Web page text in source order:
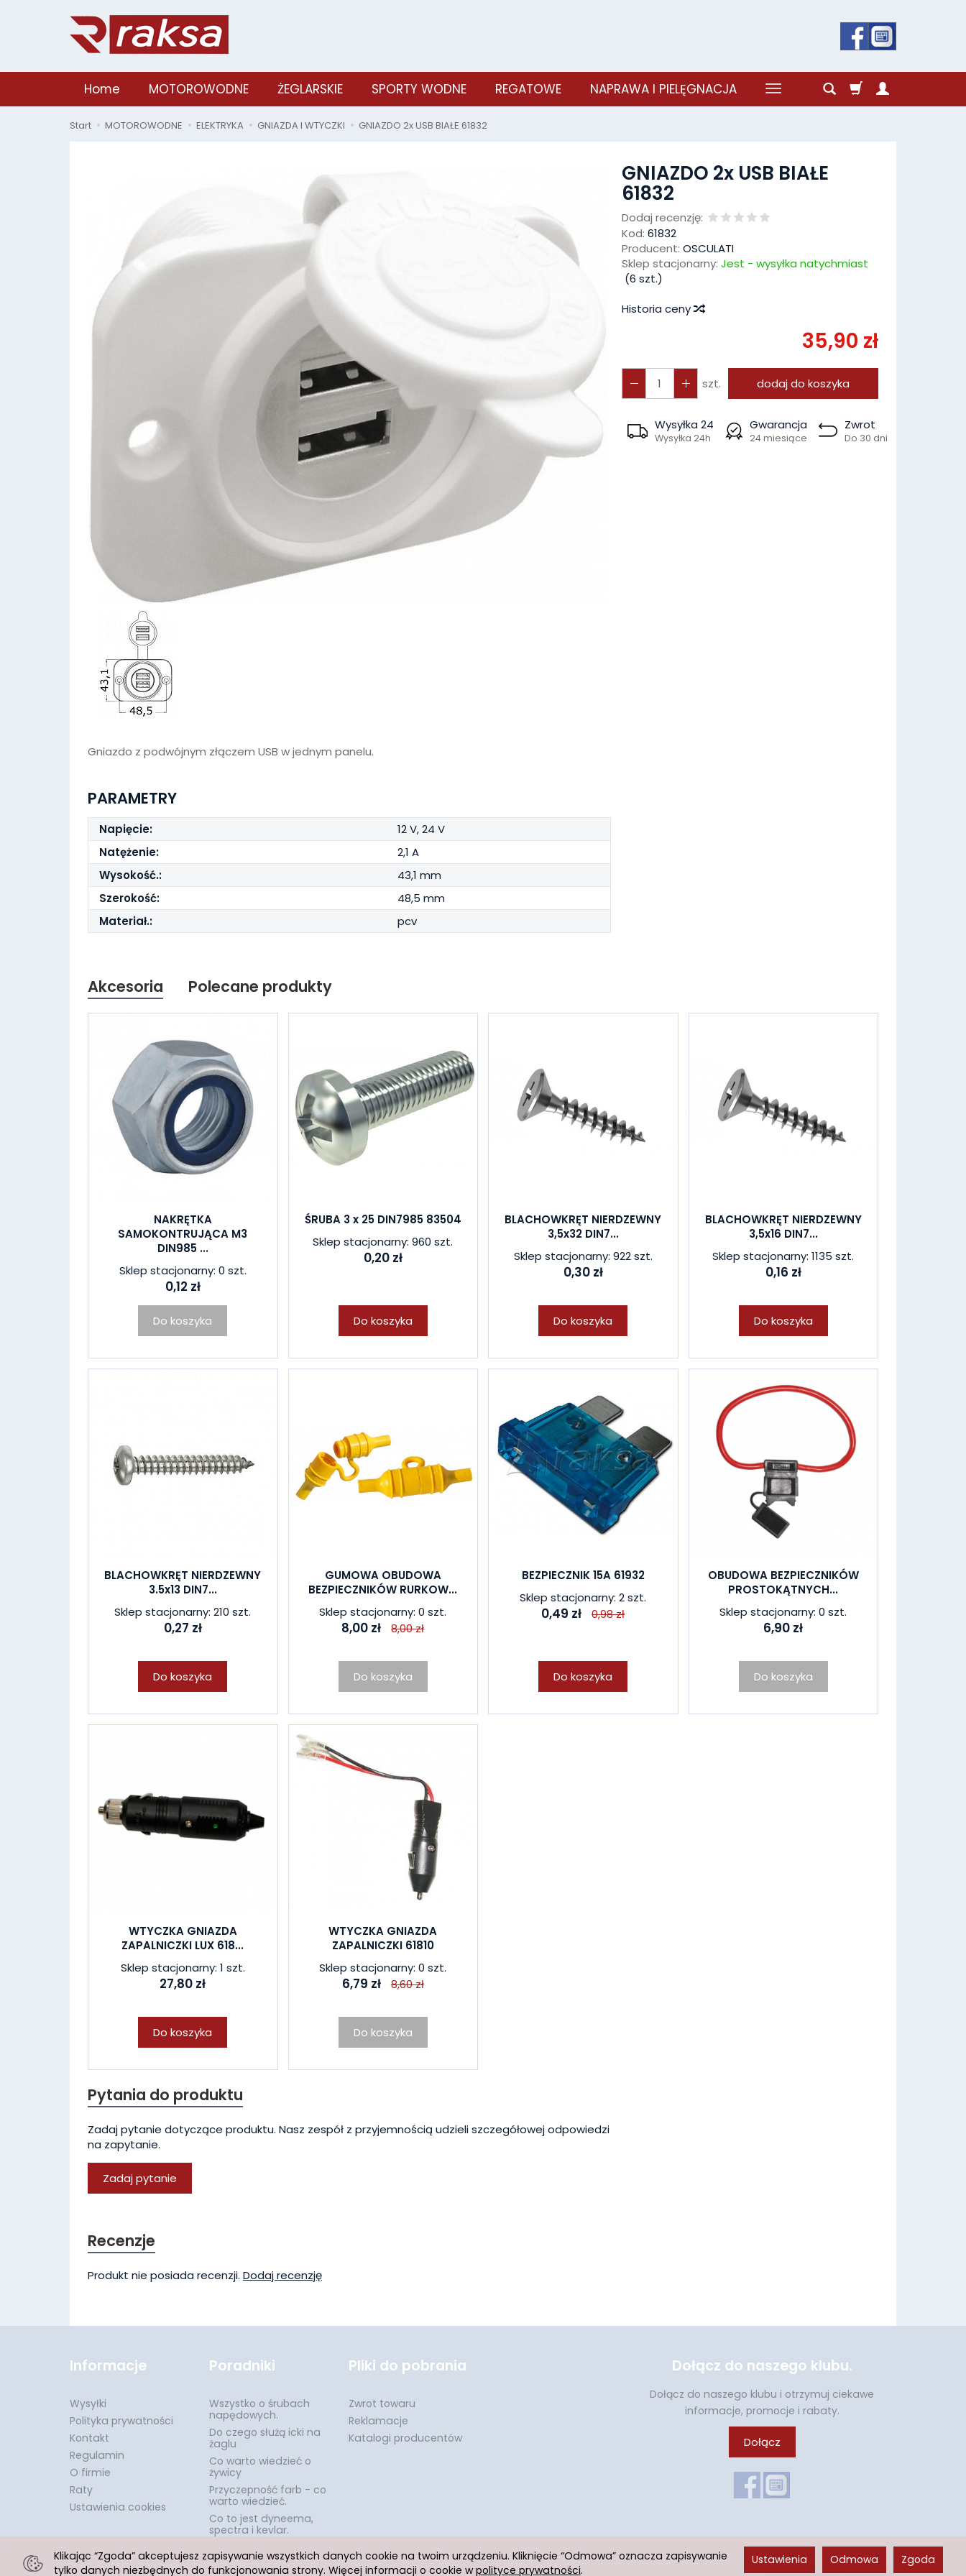
Home MOTOROWODNE ŻEGLARSKIE SPORTY WODNE REGATOWE NAPRAWA I PIELĘGNACJA
Start MOTOROWODNE ELEKTRYKA GNIAZDA I WTYCZKI GNIAZDO 2x USB BIAŁE 61832
GNIAZDO 2x USB BIAŁE
61832
Dodaj recenzję:
Kod: 61832
Producent: OSCULATI
Sklep stacjonarny: Jest - wysyłka natychmiast
(6 szt.)
Historia ceny
35,90 zł
szt. dodaj do koszyka
Wysyłka 24
Wysyłka 24h
Gwarancja
24 miesiące
Zwrot
Do 30 dni
Gniazdo z podwójnym złączem USB w jednym panelu.
PARAMETRY
Napięcie:
12 V, 24 V
Natężenie:
2,1 A
Wysokość.:
43,1 mm
Szerokość:
48,5 mm
Materiał.:
pcv
Akcesoria Polecane produkty
NAKRĘTKA
SAMOKONTRUJĄCA M3
DIN985 ...
Sklep stacjonarny: 0 szt.
0,12 zł
Do koszyka
ŚRUBA 3 x 25 DIN7985 83504
Sklep stacjonarny: 960 szt.
0,20 zł
Do koszyka
BLACHOWKRĘT NIERDZEWNY
3,5x32 DIN7...
Sklep stacjonarny: 922 szt.
0,30 zł
Do koszyka
BLACHOWKRĘT NIERDZEWNY
3,5x16 DIN7...
Sklep stacjonarny: 1135 szt.
0,16 zł
Do koszyka
BLACHOWKRĘT NIERDZEWNY
3.5x13 DIN7...
Sklep stacjonarny: 210 szt.
0,27 zł
Do koszyka
GUMOWA OBUDOWA
BEZPIECZNIKÓW RURKOW...
Sklep stacjonarny: 0 szt.
8,00 zł 8,00 zł
Do koszyka
BEZPIECZNIK 15A 61932
Sklep stacjonarny: 2 szt.
0,49 zł 0,98 zł
Do koszyka
OBUDOWA BEZPIECZNIKÓW
PROSTOKĄTNYCH...
Sklep stacjonarny: 0 szt.
6,90 zł
Do koszyka
WTYCZKA GNIAZDA
ZAPALNICZKI LUX 618...
Sklep stacjonarny: 1 szt.
27,80 zł
Do koszyka
WTYCZKA GNIAZDA
ZAPALNICZKI 61810
Sklep stacjonarny: 0 szt.
6,79 zł 8,60 zł
Do koszyka
Pytania do produktu
Zadaj pytanie dotyczące produktu. Nasz zespół z przyjemnością udzieli szczegółowej odpowiedzi
na zapytanie.
Zadaj pytanie
Recenzje
Produkt nie posiada recenzji. Dodaj recenzję
Informacje
Wysyłki
Polityka prywatności
Kontakt
Regulamin
O firmie
Raty
Ustawienia cookies
Poradniki
Wszystko o śrubach
napędowych.
Do czego służą icki na
żaglu
Co warto wiedzieć o
żywicy
Przyczepność farb - co
warto wiedzieć.
Co to jest dyneema,
spectra i kevlar.
Pliki do pobrania
Zwrot towaru
Reklamacje
Katalogi producentów
Dołącz do naszego klubu.
Dołącz do naszego klubu i otrzymuj ciekawe
informacje, promocje i rabaty.
Dołącz
Klikając “Zgoda” akceptujesz zapisywanie wszystkich danych cookie na twoim urządzeniu. Kliknięcie “Odmowa” oznacza zapisywanie
tylko danych niezbędnych do funkcjonowania strony. Więcej informacji o cookie wpolityce prywatności.
Ustawienia Odmowa Zgoda